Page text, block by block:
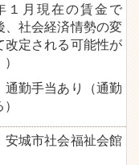
１月現在の賃金で
、社会経済情勢の変
改定される可能性が
通勤手当あり（通勤
安城市社会福祉会館